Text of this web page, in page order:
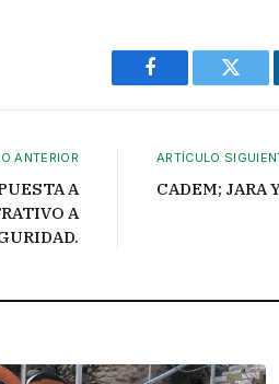
Facebook
ANTERIOR
A
A
ARTÍCULO
CADEM; JARA